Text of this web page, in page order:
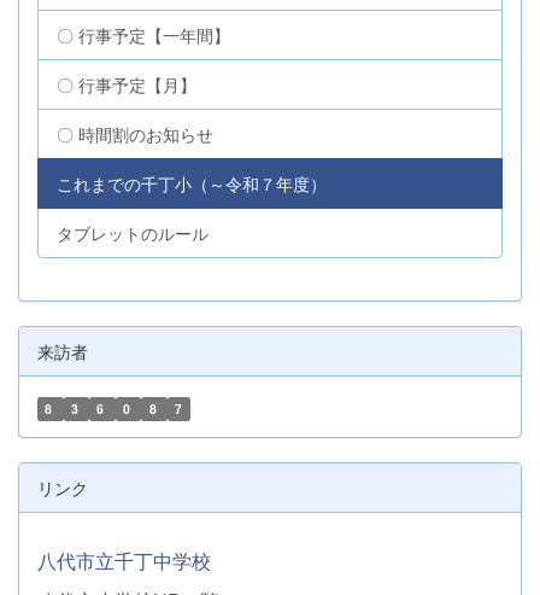
〇 行事予定【一年間】
〇 行事予定【月】
〇 時間割のお知らせ
これまでの千丁小（～令和７年度）
タブレットのルール
来訪者
8 3 6 0 8 7
リンク
八代市立千丁中学校